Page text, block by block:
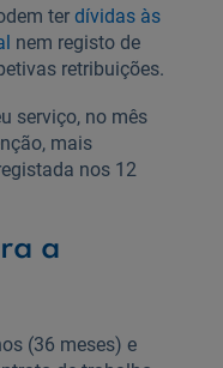
ter dívidas às
nem registo de
retribuições.
serviço, no mês
mais
nos 12
a
(36 meses) e